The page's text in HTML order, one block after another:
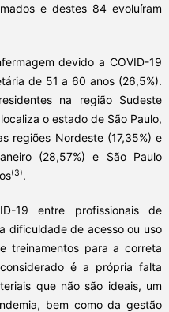
e destes 84 evoluíram
devido a COVID-19
de 51 a 60 anos (26,5%).
na região Sudeste
o estado de São Paulo,
regiões Nordeste (17,35%) e
(28,57%) e São Paulo
(3).
19 entre profissionais de
dificuldade de acesso ou uso
treinamentos para a correta
é a própria falta
que não são ideais, um
bem como da gestão